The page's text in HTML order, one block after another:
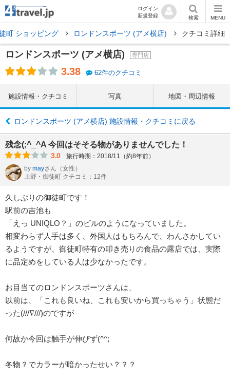
ログイン
新規登録
検索 MENU
町 ショッピング ロンドンスポーツ (アメ横店) クチコミ詳細
ロンドンスポーツ (アメ横店) 専門店
3.38 62件のクチコミ
施設情報・クチコミ 写真 地図・周辺情報
ロンドンスポーツ (アメ横店) 施設情報・クチコミに戻る
残念(;^_^A 今回はそそる物がありませんでした！
3.0
旅行時期：2018/11（約8年前）
by mayさん （女性）
上野・御徒町 クチコミ：12件
久しぶりの御徒町です！
駅前の吉池も
「えっ UNIQLO？」のビルのようになっていました。
相変わらず人手は多く、外国人はもちろんで、わんさかしてい
るようですが、御徒町特有の叩き売りの食品の露店では、実際
に品定めをしている人は少なかったです。
お目当てのロンドンスポーツさんは、
以前は、「これも良いね、これも安いから買っちゃう」状態だ
った(///∇///)のですが
何故か今回は触手が伸びず(^^;
冬物？でカラーが暗かったせい？？？